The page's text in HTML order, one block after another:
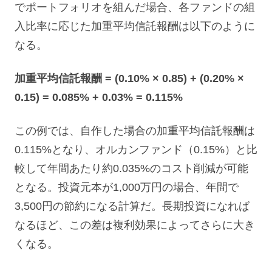
でポートフォリオを組んだ場合、各ファンドの組
入比率に応じた加重平均信託報酬は以下のように
なる。
加重平均信託報酬 = (0.10% × 0.85) + (0.20% ×
0.15) = 0.085% + 0.03% = 0.115%
この例では、自作した場合の加重平均信託報酬は
0.115%となり、オルカンファンド（0.15%）と比
較して年間あたり約0.035%のコスト削減が可能
となる。投資元本が1,000万円の場合、年間で
3,500円の節約になる計算だ。長期投資になれば
なるほど、この差は複利効果によってさらに大き
くなる。